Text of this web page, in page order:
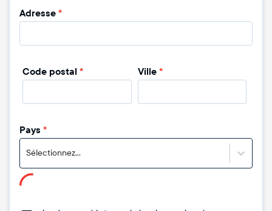
Adresse*
Code postal * Ville *
Pays *
Sélectionnez...